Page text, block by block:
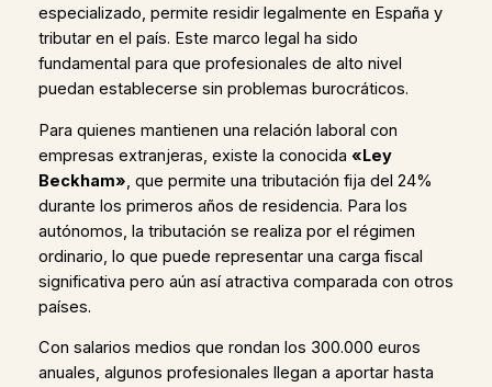
especializado, permite residir legalmente en España y
tributar en el país. Este marco legal ha sido
fundamental para que profesionales de alto nivel
puedan establecerse sin problemas burocráticos.
Para quienes mantienen una relación laboral con
empresas extranjeras, existe la conocida «Ley
Beckham», que permite una tributación fija del 24%
durante los primeros años de residencia. Para los
autónomos, la tributación se realiza por el régimen
ordinario, lo que puede representar una carga fiscal
significativa pero aún así atractiva comparada con otros
países.
Con salarios medios que rondan los 300.000 euros
anuales, algunos profesionales llegan a aportar hasta